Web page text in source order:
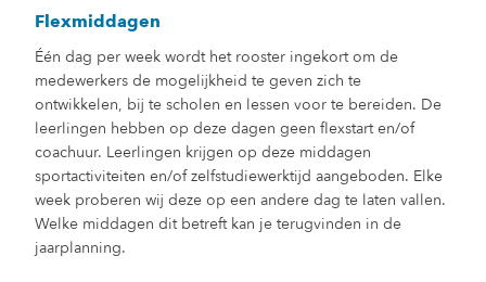
Flexmiddagen
Één dag per week wordt het rooster ingekort om de
medewerkers de mogelijkheid te geven zich te
ontwikkelen, bij te scholen en lessen voor te bereiden. De
leerlingen hebben op deze dagen geen flexstart en/of
coachuur. Leerlingen krijgen op deze middagen
sportactiviteiten en/of zelfstudiewerktijd aangeboden. Elke
week proberen wij deze op een andere dag te laten vallen.
Welke middagen dit betreft kan je terugvinden in de
jaarplanning.